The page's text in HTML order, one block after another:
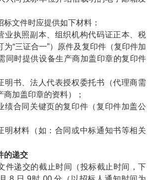
文件时应提供如下材料：
执照副本、组织机构代码证正本、税
为“三证合一”）原件及复印件（复印件加
同时提供设备生产商加盖印章的复印件
书、法人代表授权委托书（代理商需
商加盖印章的资料）；
合同关键页的复印件（复印件加盖公
材料（如：合同或中标通知书等相关
递交
递交的截止时间（投标截止时间，下